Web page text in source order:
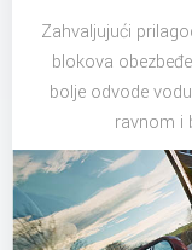
Zahvaljujući
blokova
bolje odvode
ravnom i